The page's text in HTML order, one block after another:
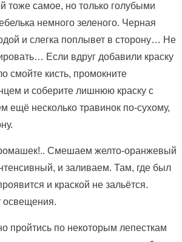
тоже самое, но только голубыми
немного зеленого. Черная
и слегка поплывет в сторону… Не
Если вдруг добавили краску
смойте кисть, промокните
и соберите лишнюю краску с
ещё несколько травинок по-сухому,
Смешаем желто-оранжевый
и заливаем. Там, где был
и краской не зальётся.
освещения.
пройтись по некоторым лепесткам